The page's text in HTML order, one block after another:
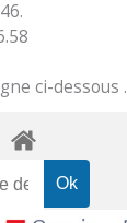
ci-dessous .